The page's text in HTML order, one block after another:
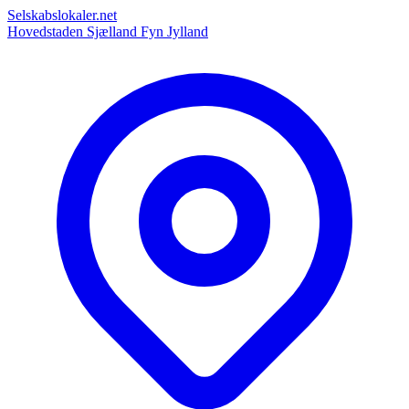
Selskabslokaler.net
Hovedstaden Sjælland Fyn Jylland